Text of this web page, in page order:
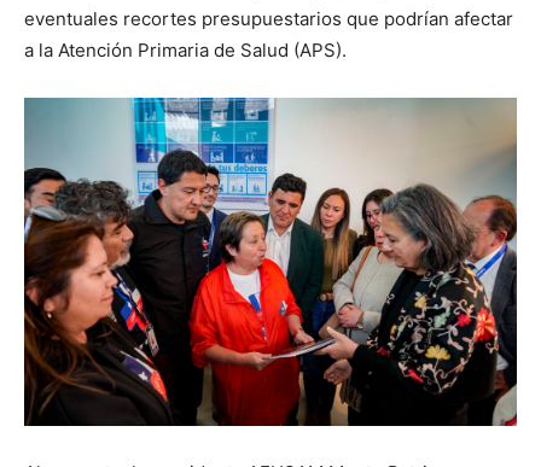
eventuales recortes presupuestarios que podrían afectar
a la Atención Primaria de Salud (APS).